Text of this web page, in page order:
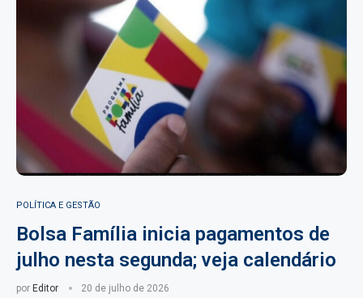
POLÍTICA E GESTÃO
Bolsa Família inicia pagamentos de
julho nesta segunda; veja calendário
por Editor 20 de julho de 2026